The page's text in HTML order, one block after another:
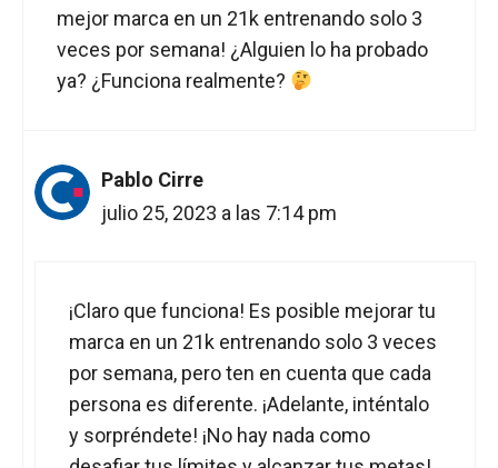
mejor marca en un 21k entrenando solo 3
veces por semana! ¿Alguien lo ha probado
ya? ¿Funciona realmente?
Pablo Cirre
julio 25, 2023 a las 7:14 pm
¡Claro que funciona! Es posible mejorar tu
marca en un 21k entrenando solo 3 veces
por semana, pero ten en cuenta que cada
persona es diferente. ¡Adelante, inténtalo
y sorpréndete! ¡No hay nada como